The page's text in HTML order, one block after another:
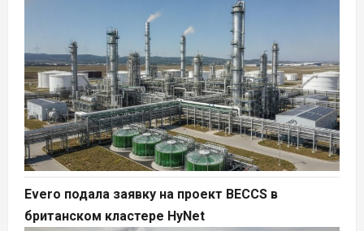
Evero подала заявку на проект BECCS в
британском кластере HyNet